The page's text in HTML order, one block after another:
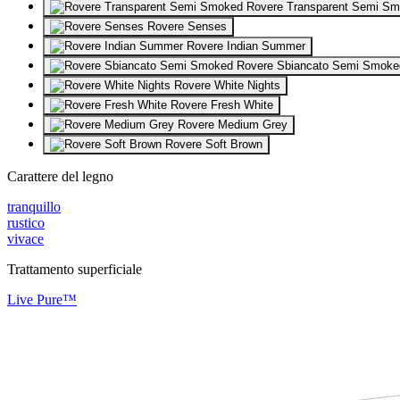
Rovere Transparent Semi
Rovere Senses
Rovere Indian Summer
Rovere Sbiancato Semi
Rovere White Nights
Rovere Fresh White
Rovere Medium Grey
Rovere Soft Brown
Carattere del legno
tranquillo
rustico
vivace
Trattamento superficiale
Live Pure™